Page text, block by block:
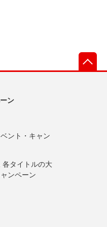
ン
ント・キャン
各タイトルの大
ンペーン